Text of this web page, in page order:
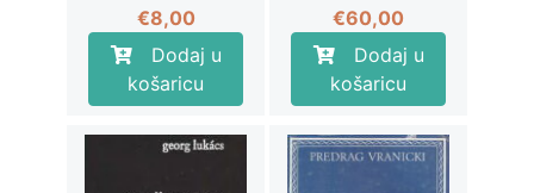
€8,00
Dodaj u
košaricu
€60,00
Dodaj u
košaricu